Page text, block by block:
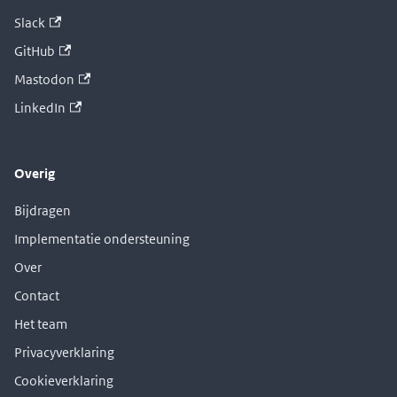
Slack
GitHub
Mastodon
LinkedIn
Overig
Bijdragen
Implementatie ondersteuning
Over
Contact
Het team
Privacyverklaring
Cookieverklaring